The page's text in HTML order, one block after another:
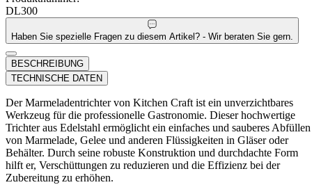
DL300
Haben Sie spezielle Fragen zu diesem Artikel? - Wir beraten Sie gern.
BESCHREIBUNG
TECHNISCHE DATEN
Der Marmeladentrichter von Kitchen Craft ist ein unverzichtbares
Werkzeug für die professionelle Gastronomie. Dieser hochwertige
Trichter aus Edelstahl ermöglicht ein einfaches und sauberes Abfüllen
von Marmelade, Gelee und anderen Flüssigkeiten in Gläser oder
Behälter. Durch seine robuste Konstruktion und durchdachte Form
hilft er, Verschüttungen zu reduzieren und die Effizienz bei der
Zubereitung zu erhöhen.